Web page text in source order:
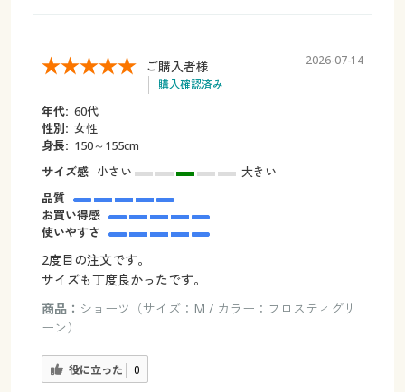
ご購入者様
購入確認済み
2026-07-14
年代: 60代
性別: 女性
身長: 150～155cm
サイズ感 小さい
大きい
品質
お買い得感
使いやすさ
2度目の注文です。
サイズも丁度良かったです。
商品： ショーツ（サイズ：M / カラー：フロスティグリ
ーン）
役に立った 0